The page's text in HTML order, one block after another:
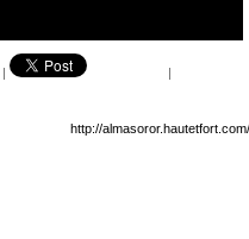
| |
http://